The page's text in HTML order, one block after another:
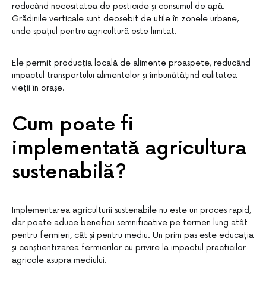
reducând necesitatea de pesticide și consumul de apă.
Grădinile verticale sunt deosebit de utile în zonele urbane,
unde spațiul pentru agricultură este limitat.
Ele permit producția locală de alimente proaspete, reducând
impactul transportului alimentelor și îmbunătățind calitatea
vieții în orașe.
Cum poate fi
implementată agricultura
sustenabilă?
Implementarea agriculturii sustenabile nu este un proces rapid,
dar poate aduce beneficii semnificative pe termen lung atât
pentru fermieri, cât și pentru mediu. Un prim pas este educația
și conștientizarea fermierilor cu privire la impactul practicilor
agricole asupra mediului.